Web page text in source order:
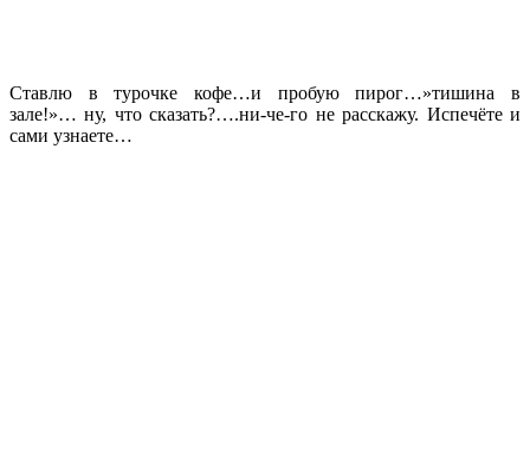
Ставлю в турочке кофе…и пробую пирог…»тишина в
зале!»… ну, что сказать?….ни-че-го не расскажу. Испечёте и
сами узнаете…